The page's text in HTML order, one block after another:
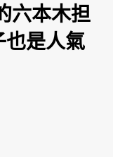
六本木担
是人氣